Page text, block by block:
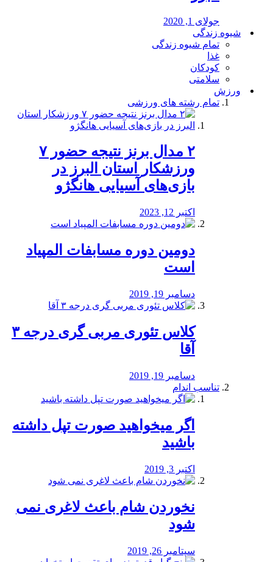
جولای 1, 2020
شیوه زندگی
تمام شیوه زندگی
غذا
کودکان
سلامتی
ورزش
تمام رشته های ورزشی
۲ مدال برنز نتیجه حضور ۷
ورزشکار استان البرز در
بازی‌های آسیایی هانگژو
اکتبر 12, 2023
دومین دوره مسابفات المپیاد
است
دسامبر 19, 2019
کلاس تئوری مربی گری درجه ۳
آقا
دسامبر 19, 2019
تناسب اندام
اگر میخواهید صورت تپل داشته
باشید
اکتبر 3, 2019
نخوردن شام باعث لاغری نمی
‌شود
سپتامبر 26, 2019